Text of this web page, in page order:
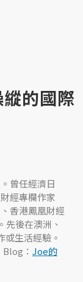
的國際
曾任經濟日
經專欄作家
香港鳳凰財經
先後在澳洲、
或生活經驗。
： Joe的